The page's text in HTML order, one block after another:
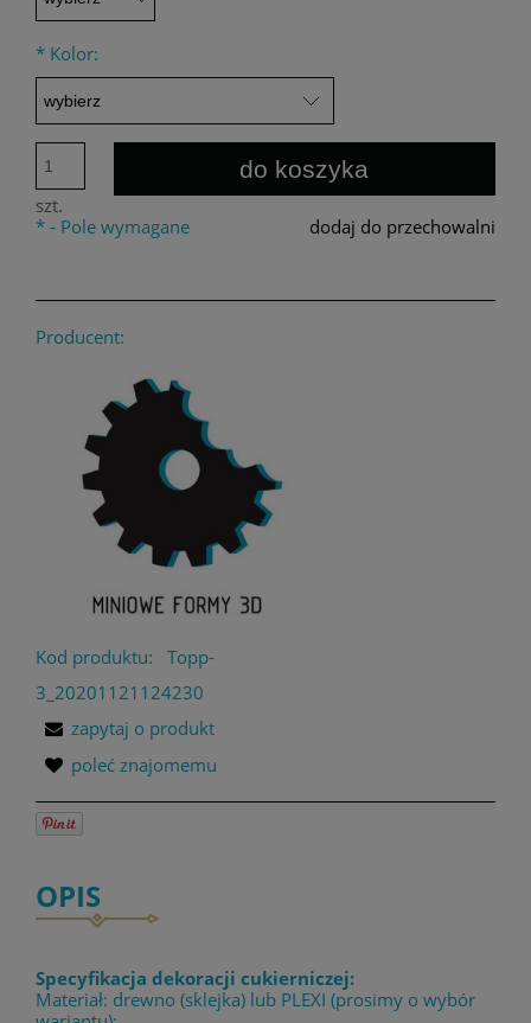
* Kolor:
szt.
do koszyka
dodaj do przechowalni
* - Pole wymagane
Producent:
Kod produktu:
Topp-
3_20201121124230
zapytaj o produkt
poleć znajomemu
OPIS
Specyfikacja dekoracji cukierniczej:
Materiał: drewno (sklejka) lub PLEXI (prosimy o wybór